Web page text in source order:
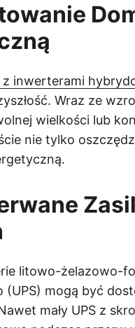
z inwerterami
Wraz ze
wielkości lub
nie tylko
litowo-żelazowo-
(UPS) mogą być
mały UPS z